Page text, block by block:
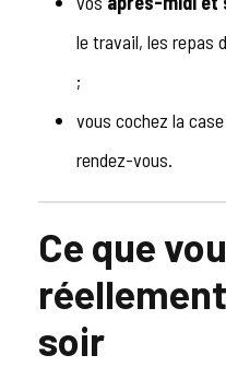
le travail, les repas
;
vous cochez la
rendez-vous.
Ce que
soir